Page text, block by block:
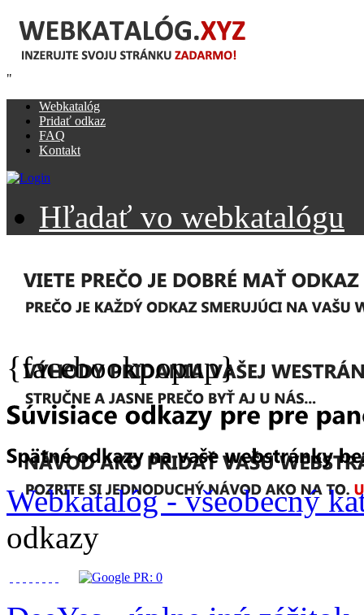
"
Webkatalóg
Pridať odkaz
FAQ
Kontakt
Hľadať vo webkatalógu
{facebookpopup}
Webkatalóg - všeobecný
odkazy